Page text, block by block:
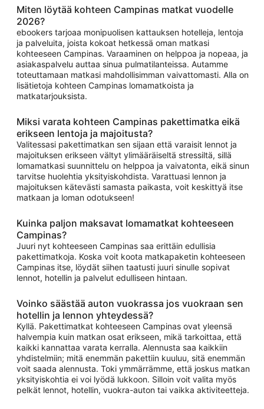
Miten löytää kohteen Campinas matkat vuodelle
2026?
ebookers tarjoaa monipuolisen kattauksen hotelleja, lentoja
ja palveluita, joista kokoat hetkessä oman matkasi
kohteeseen Campinas. Varaaminen on helppoa ja nopeaa, ja
asiakaspalvelu auttaa sinua pulmatilanteissa. Autamme
toteuttamaan matkasi mahdollisimman vaivattomasti. Alla on
lisätietoja kohteen Campinas lomamatkoista ja
matkatarjouksista.
Miksi varata kohteen Campinas pakettimatka eikä
erikseen lentoja ja majoitusta?
Valitessasi pakettimatkan sen sijaan että varaisit lennot ja
majoituksen erikseen vältyt ylimääräiseltä stressiltä, sillä
lomamatkasi suunnittelu on helppoa ja vaivatonta, eikä sinun
tarvitse huolehtia yksityiskohdista. Varattuasi lennon ja
majoituksen kätevästi samasta paikasta, voit keskittyä itse
matkaan ja loman odotukseen!
Kuinka paljon maksavat lomamatkat kohteeseen
Campinas?
Juuri nyt kohteeseen Campinas saa erittäin edullisia
pakettimatkoja. Koska voit koota matkapaketin kohteeseen
Campinas itse, löydät siihen taatusti juuri sinulle sopivat
lennot, hotellin ja palvelut edulliseen hintaan.
Voinko säästää auton vuokrassa jos vuokraan sen
hotellin ja lennon yhteydessä?
Kyllä. Pakettimatkat kohteeseen Campinas ovat yleensä
halvempia kuin matkan osat erikseen, mikä tarkoittaa, että
kaikki kannattaa varata kerralla. Alennusta saa kaikkiin
yhdistelmiin; mitä enemmän pakettiin kuuluu, sitä enemmän
voit saada alennusta. Toki ymmärrämme, että joskus matkan
yksityiskohtia ei voi lyödä lukkoon. Silloin voit valita myös
pelkät lennot, hotellin, vuokra-auton tai vaikka aktiviteetteja.